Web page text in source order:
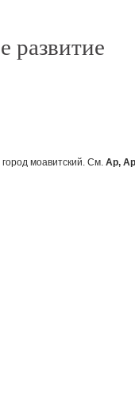
развитие
моавитский. См. Ар,